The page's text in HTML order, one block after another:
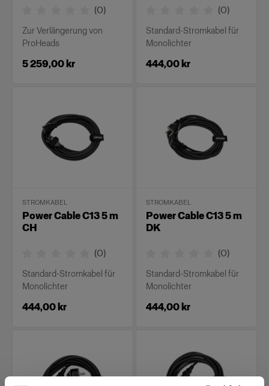
(0)
Zur Verlängerung von
ProHeads
5 259,00 kr
(0)
Standard-Stromkabel für
Monolichter
444,00 kr
STROMKABEL
Power Cable C13 5 m
CH
(0)
Standard-Stromkabel für
Monolichter
444,00 kr
STROMKABEL
Power Cable C13 5 m
DK
(0)
Standard-Stromkabel für
Monolichter
444,00 kr